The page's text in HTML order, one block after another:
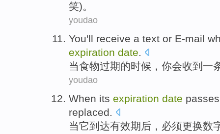
笑)。
youdao
You'll receive a text or E-mail
expiration date.
当食物过期的时候， 你会收到 一
youdao
When its expiration date passes
replaced.
当它到达有效期 后， 必须更换数